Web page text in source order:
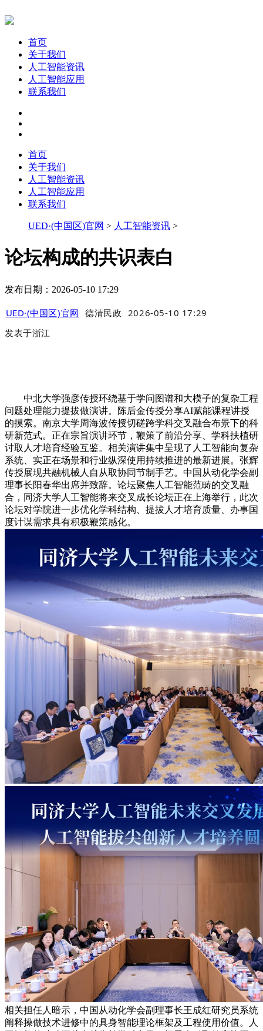
首页
关于我们
人工智能资讯
人工智能应用
联系我们
首页
关于我们
人工智能资讯
人工智能应用
联系我们
UED·(中国区)官网 > 人工智能资讯 >
论坛构成的共识表白
发布日期：2026-05-10 17:29
UED·(中国区)官网 德清民政 2026-05-10 17:29
发表于浙江
中北大学强彦传授环绕基于学问图谱和大模子的复杂工程
问题处理能力提拔做演讲。陈后金传授分享AI赋能课程讲授
的摸索。南京大学周海波传授切磋跨学科交叉融合布景下的科
研新范式。正在宗旨演讲环节，鞭策了前沿分享、学科扶植研
讨取人才培育经验互鉴。相关演讲集中呈现了人工智能向复杂
系统、实正在场景和行业纵深使用持续推进的最新进展。张辉
传授展现共融机械人自从取协同节制手艺。中国从动化学会副
理事长阳春华出席并致辞。论坛聚焦人工智能范畴的交叉融
合，同济大学人工智能将来交叉成长论坛正在上海举行，此次
论坛对学院进一步优化学科结构、提拔人才培育质量、办事国
度计谋需求具有积极鞭策感化。
相关担任人暗示，中国从动化学会副理事长王成红研究员系统
阐释操做技术进修中的具身智能理论框架及工程使用价值。人